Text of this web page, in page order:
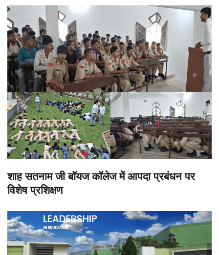
शाह सतनाम जी बॉयज कॉलेज में आपदा प्रबंधन पर
विशेष प्रशिक्षण